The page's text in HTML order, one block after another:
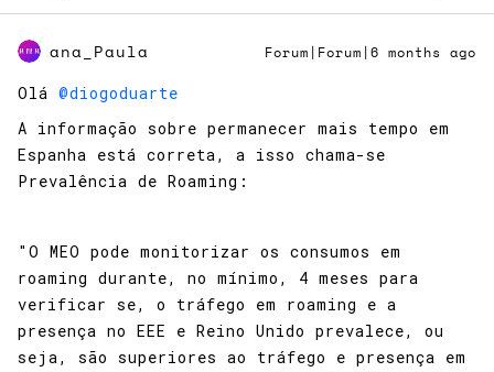
ana_Paula Forum|Forum|6 months ago
Olá ​ @diogoduarte
A informação sobre permanecer mais tempo em
Espanha está correta, a isso chama-se
Prevalência de Roaming:
"O MEO pode monitorizar os consumos em
roaming durante, no mínimo, 4 meses para
verificar se, o tráfego em roaming e a
presença no EEE e Reino Unido prevalece, ou
seja, são superiores ao tráfego e presença em